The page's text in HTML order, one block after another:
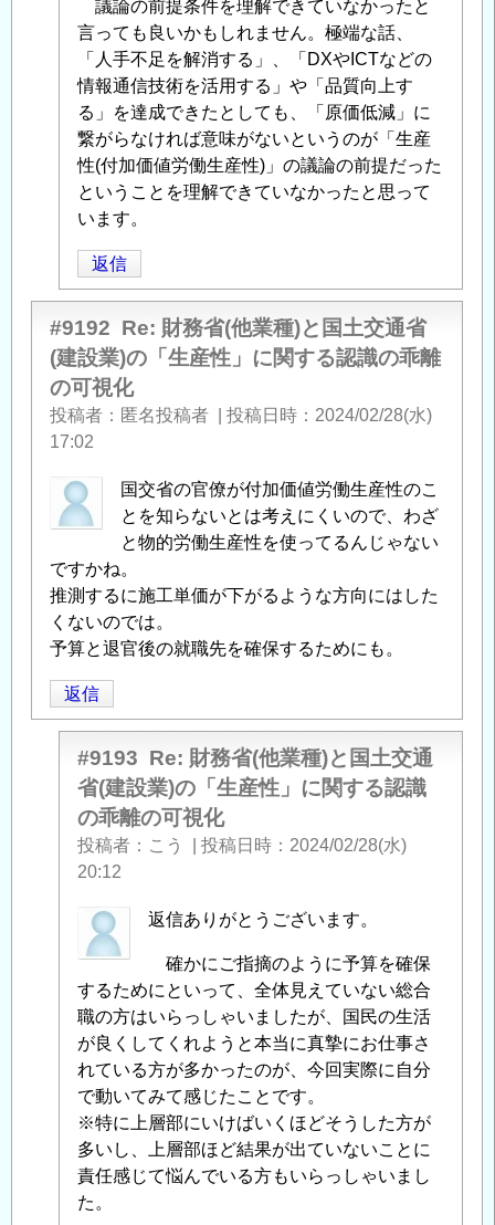
議論の前提条件を理解できていなかったと
言っても良いかもしれません。極端な話、
「人手不足を解消する」、「DXやICTなどの
情報通信技術を活用する」や「品質向上す
る」を達成できたとしても、「原価低減」に
繋がらなければ意味がないというのが「生産
性(付加価値労働生産性)」の議論の前提だった
ということを理解できていなかったと思って
います。
返信
#9192 Re: 財務省(他業種)と国土交通省
(建設業)の「生産性」に関する認識の乖離
の可視化
投稿者 匿名投稿者 投稿日時
2024/02/28(水)
17:02
国交省の官僚が付加価値労働生産性のこ
とを知らないとは考えにくいので、わざ
と物的労働生産性を使ってるんじゃない
ですかね。
推測するに施工単価が下がるような方向にはした
くないのでは。
予算と退官後の就職先を確保するためにも。
返信
#9193 Re: 財務省(他業種)と国土交通
省(建設業)の「生産性」に関する認識
の乖離の可視化
投稿者 こう 投稿日時
2024/02/28(水)
20:12
匿
名
稿
者
に
よ
る
「Re:
財
務
省
返信ありがとうございます。
確かにご指摘のように予算を確保
するためにといって、全体見えていない総合
職の方はいらっしゃいましたが、国民の生活
が良くしてくれようと本当に真摯にお仕事さ
れている方が多かったのが、今回実際に自分
で動いてみて感じたことです。
※特に上層部にいけばいくほどそうした方が
多いし、上層部ほど結果が出ていないことに
責任感じて悩んでいる方もいらっしゃいまし
た。